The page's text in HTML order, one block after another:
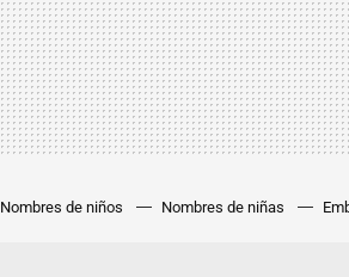
Nombres de niños Nombres de niñas